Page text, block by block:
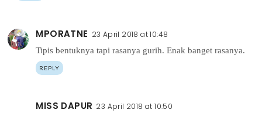
MPORATNE 23 April 2018 at 10:48
Tipis bentuknya tapi rasanya gurih. Enak banget rasanya.
REPLY
MISS DAPUR 23 April 2018 at 10:50